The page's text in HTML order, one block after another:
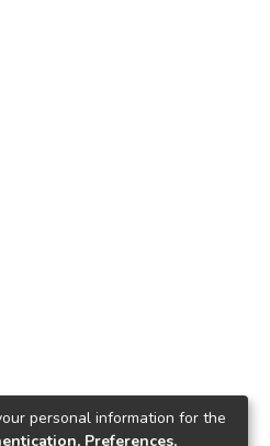
personal information for the
Preferences,